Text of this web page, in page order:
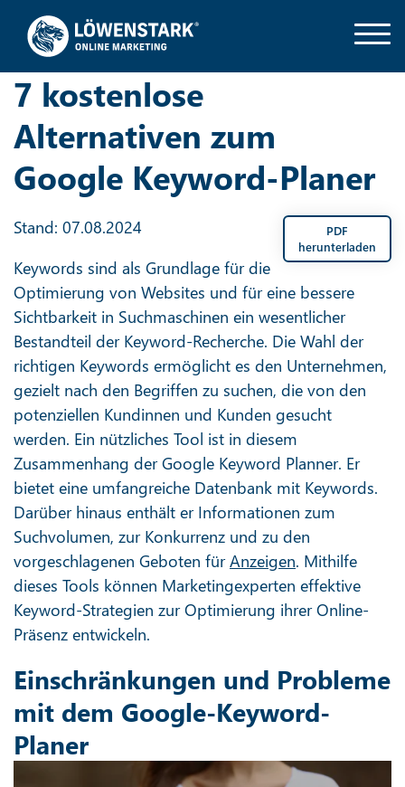
7 kostenlose
Alternativen zum
Google Keyword-Planer
PDF
herunterladen
Stand: 07.08.2024
Keywords sind als Grundlage für die
Optimierung von Websites und für eine bessere
Sichtbarkeit in Suchmaschinen ein wesentlicher
Bestandteil der Keyword-Recherche. Die Wahl der
richtigen Keywords ermöglicht es den Unternehmen,
gezielt nach den Begriffen zu suchen, die von den
potenziellen Kundinnen und Kunden gesucht
werden. Ein nützliches Tool ist in diesem
Zusammenhang der Google Keyword Planner. Er
bietet eine umfangreiche Datenbank mit Keywords.
Darüber hinaus enthält er Informationen zum
Suchvolumen, zur Konkurrenz und zu den
vorgeschlagenen Geboten fürAnzeigen. Mithilfe
dieses Tools können Marketingexperten effektive
Keyword-Strategien zur Optimierung ihrer Online-
Präsenz entwickeln.
Einschränkungen und Probleme
mit dem Google-Keyword-
Planer